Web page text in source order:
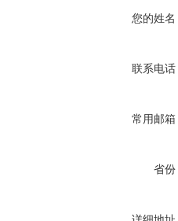
您的姓名
联系电话
常用邮箱
省份